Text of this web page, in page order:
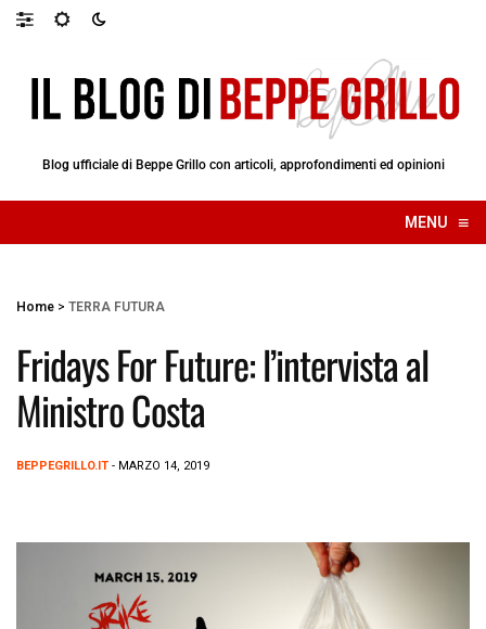
Blog ufficiale di Beppe Grillo con articoli, approfondimenti ed opinioni
MENU ≡
☰
Home > TERRA FUTURA
Fridays For Future: l’intervista al
Ministro Costa
BEPPEGRILLO.IT - MARZO 14, 2019